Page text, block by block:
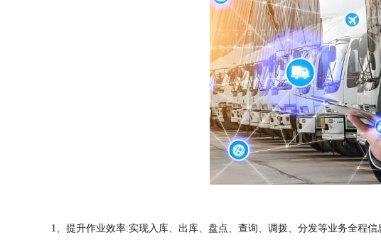
1、提升作业效率:实现入库、出库、盘点、查询、调拨、分发等业务全程信